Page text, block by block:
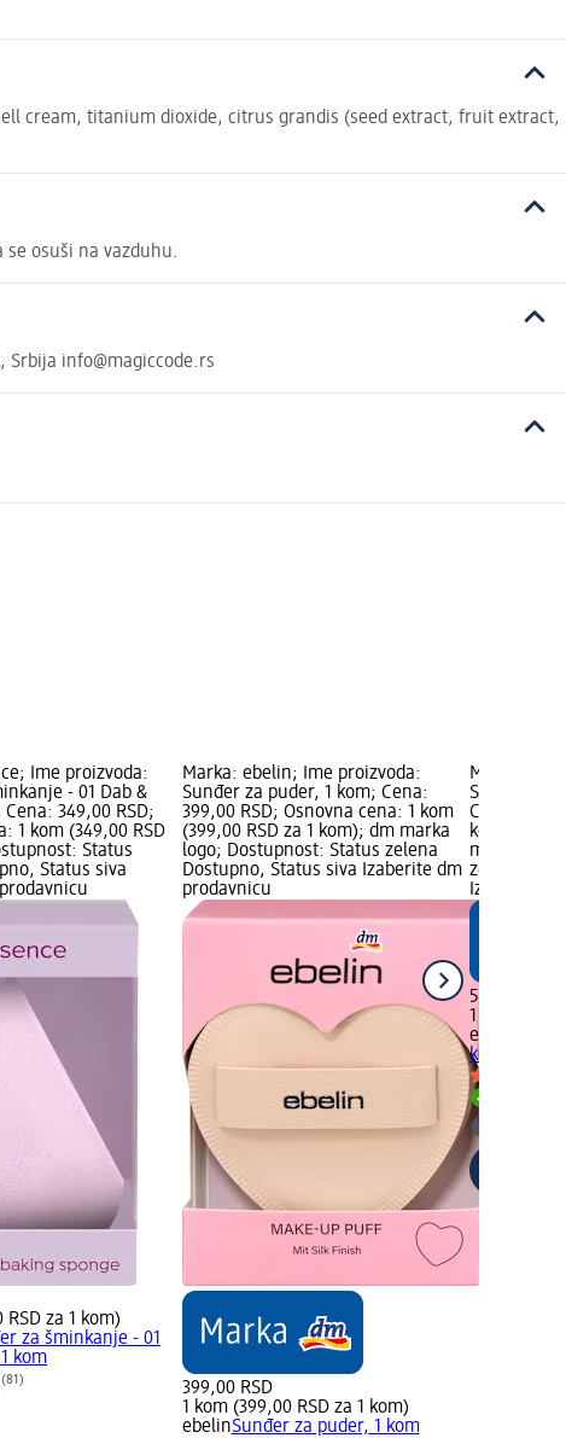
cream, titanium dioxide, citrus grandis (seed extract, fruit extract,
osuši na vazduhu.
Srbija info@magiccode.rs
Ime proizvoda:
- 01 Dab &
349,00 RSD;
1 kom (349,00 RSD
Status
Status siva
RSD za 1 kom)
za šminkanje - 01
kom
(81)
Marka: ebelin; Ime proizvoda:
Sunđer za puder, 1 kom; Cena:
399,00 RSD; Osnovna cena: 1 kom
(399,00 RSD za 1 kom); dm marka
logo; Dostupnost: Status zelena
Dostupno, Status siva Izaberite dm
prodavnicu
399,00 RSD
1 kom (399,00 RSD za 1 kom)
ebelinSunđer za puder, 1 kom
Marka:
Sunđer za
Cena:
kom
marka
zelena
Izaberite
599,00 RSD
1 kom
ebelin
kom